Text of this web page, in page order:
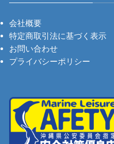
会社概要
特定商取引法に基づく表示
お問い合わせ
プライバシーポリシー